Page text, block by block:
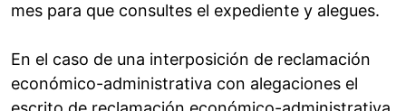
mes para que consultes el expediente y alegues.
En el caso de una interposición de reclamación
económico-administrativa con alegaciones el